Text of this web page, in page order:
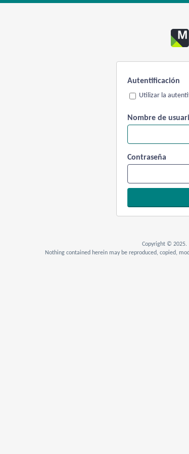
Autentificación
Utilizar la
Nombre de
Contraseña
Copyright © 2025.
Nothing contained herein may be reproduced, copied,